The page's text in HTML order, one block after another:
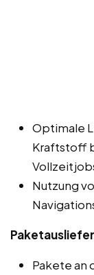
Optimale
Kraftstoff
Nutzung
Pakete an